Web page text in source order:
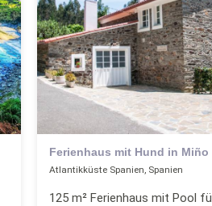
Ferienhaus mit Hund in Miño
Atlantikküste Spanien, Spanien
125 m² Ferienhaus mit Pool